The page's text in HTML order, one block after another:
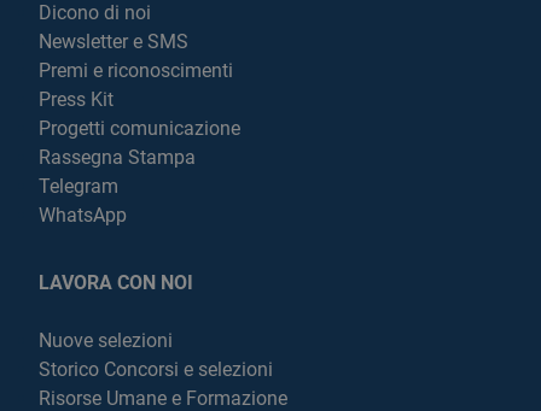
Dicono di noi
Newsletter e SMS
Premi e riconoscimenti
Press Kit
Progetti comunicazione
Rassegna Stampa
Telegram
WhatsApp
LAVORA CON NOI
Nuove selezioni
Storico Concorsi e selezioni
Risorse Umane e Formazione